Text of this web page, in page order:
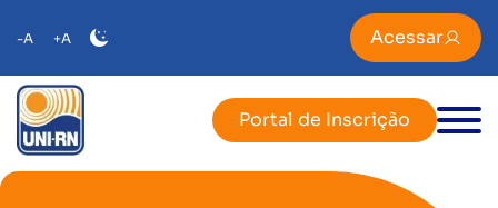
-A +A Acessar
Portal de Inscrição